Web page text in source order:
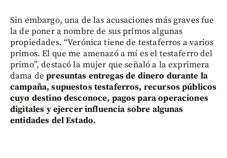
Sin embargo, una de las acusaciones más graves fue
la de poner a nombre de sus primos algunas
propiedades. “Verónica tiene de testaferros a varios
primos. El que me amenazó a mí es el testaferro del
primo”, destacó la mujer que señaló a la exprimera
dama depresuntas entregas de dinero durante la
campaña, supuestos testaferros, recursos públicos
cuyo destino desconoce, pagos para operaciones
digitales y ejercer influencia sobre algunas
entidades del Estado.